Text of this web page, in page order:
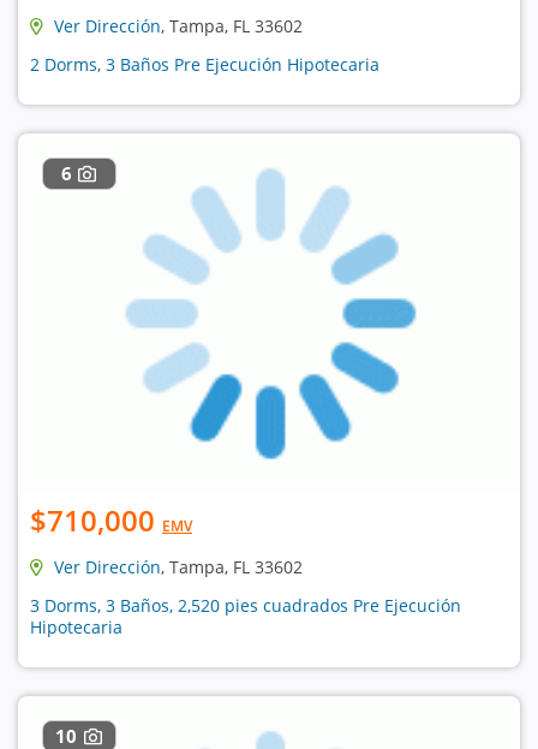
Ver Dirección, Tampa, FL 33602
2 Dorms, 3 Baños Pre Ejecución Hipotecaria
6
$710,000 EMV
Ver Dirección, Tampa, FL 33602
3 Dorms, 3 Baños, 2,520 pies cuadrados Pre Ejecución
Hipotecaria
10